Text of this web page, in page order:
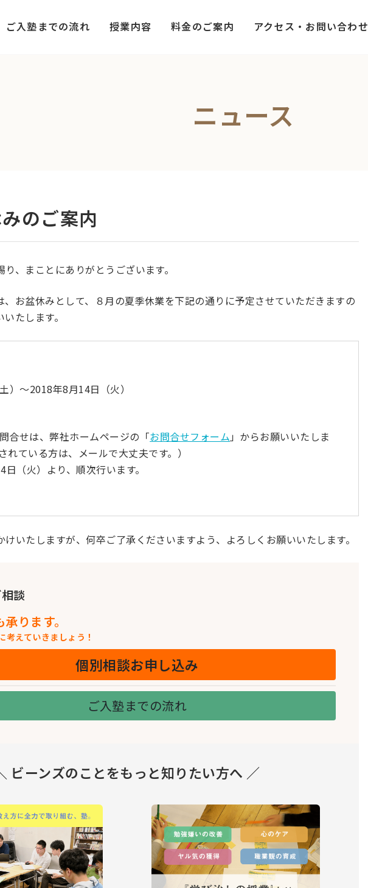
ご入塾までの流れ 授業内容 料金のご案内 アクセス・お問い合わせ
ニュース
のご案内
、まことにありがとうございます。
、お盆休みとして、８月の夏季休業を下記の通りに予定させていただきますの
たします。
）～2018年8月14日（火）
合せは、弊社ホームページの「お問合せフォーム 」からお願いいたしま
れている方は、メールで大丈夫です。）
日（火）より、順次行います。
いたしますが、何卒ご了承くださいますよう、よろしくお願いいたします。
談
ります。
考えていきましょう！
個別相談お申し込み
ご入塾までの流れ
ビーンズのことをもっと知りたい方へ ／